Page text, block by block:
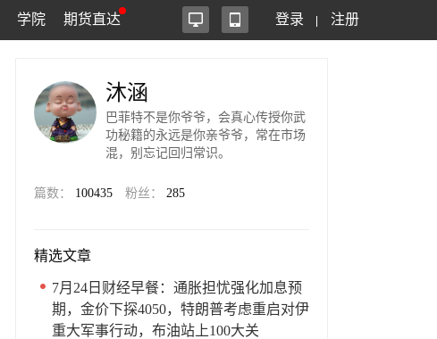
学院 期货直达 登录 注册
沐涵
巴菲特不是你爷爷，会真心传授你武
功秘籍的永远是你亲爷爷，常在市场
混，别忘记回归常识。
篇数： 100435 粉丝： 285
精选文章
7月24日财经早餐：通胀担忧强化加息预
期，金价下探4050，特朗普考虑重启对伊
重大军事行动，布油站上100大关